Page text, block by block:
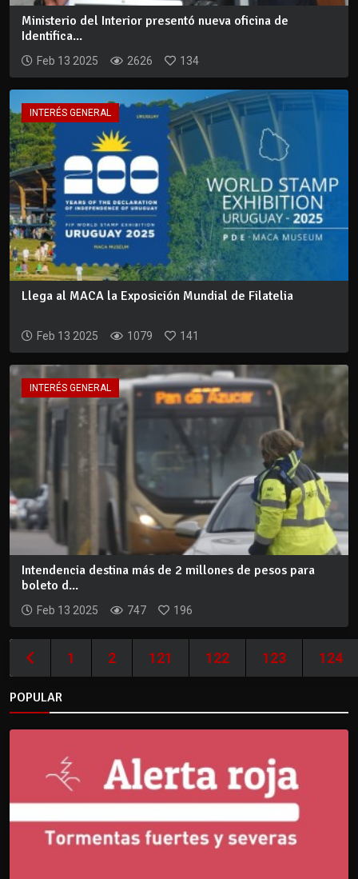
Ministerio del Interior presentó nueva oficina de
Identifica...
Feb 13 2025 2626 134
INTERÉS GENERAL
Llega al MACA la Exposición Mundial de Filatelia
Feb 13 2025 1079 141
INTERÉS GENERAL
Intendencia destina más de 2 millones de pesos para
boleto d...
Feb 13 2025 747 196
1 2 121 122 123 124
POPULAR